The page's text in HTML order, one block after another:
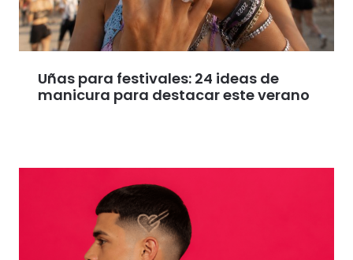
Uñas para festivales: 24 ideas de
manicura para destacar este verano